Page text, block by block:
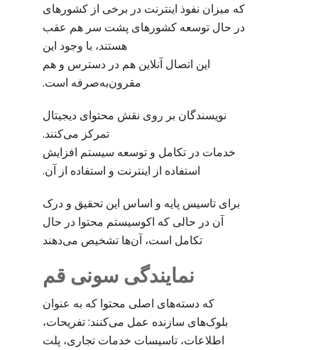
که میزان نفوذ اینترنت در برخی از کشورهای
در حال توسعه کشورهای پشت سر هم عقب
هستند، با وجود این
این اتصال آنلاین هم در دسترس و هم
مقرون‌به‌صرفه است.
نویسندگان بر روی نقش محتوای دیجیتال
تمرکز می‌کنند.
خدمات در تکامل و توسعه سیستم افزایش
استفاده از اینترنت و استفاده از آن.
برای تاسیس پایه و اساس این تحقیق و درک
آن در حالی که اکوسیستم محتوا در حال
تکامل است، آن‌ها تشخیص می‌دهند
نمایندگی سونی قم
که دسته‌های اصلی محتوا که به عنوان
بلوک‌های سازنده عمل می‌کنند: تفریحات،
اطلاعات، تاسیسات خدمات تجاری، پلت